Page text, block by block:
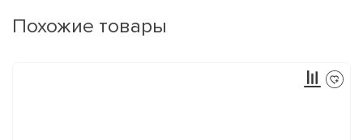
Похожие товары